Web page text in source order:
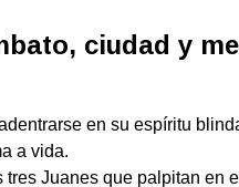
ciudad y
en su espíritu
a vida.
Juanes que palpitan en